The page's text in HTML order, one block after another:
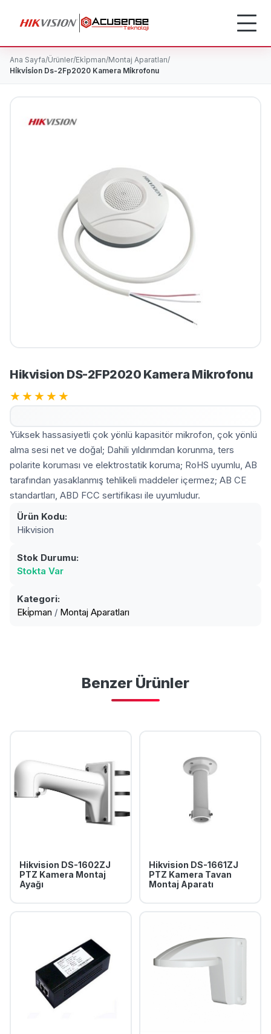
Ana Sayfa/Ürünler/Eki̇pman/Montaj Aparatları/
Hi̇kvi̇si̇on Ds-2Fp2020 Kamera Mi̇krofonu
Hikvision DS-2FP2020 Kamera Mikrofonu
★★★★★
Yüksek hassasiyetli çok yönlü kapasitör mikrofon, çok yönlü
alma sesi net ve doğal; Dahili yıldırımdan korunma, ters
polarite koruması ve elektrostatik koruma; RoHS uyumlu, AB
tarafından yasaklanmış tehlikeli maddeler içermez; AB CE
standartları, ABD FCC sertifikası ile uyumludur.
Ürün Kodu:
Hikvision
Stok Durumu:
Stokta Var
Kategori:
Eki̇pman / Montaj Aparatları
Benzer Ürünler
Hikvision DS-1602ZJ
PTZ Kamera Montaj
Ayağı
Hikvision DS-1661ZJ
PTZ Kamera Tavan
Montaj Aparatı